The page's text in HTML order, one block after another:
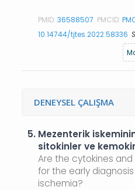
PMID:36588507 PMCID:
10.14744/tjtes.2022.58336
DENEYSEL ÇALIŞMA
5. Mezenterik
sitokinler ve
Are the cytokines
for the early
ischemia?